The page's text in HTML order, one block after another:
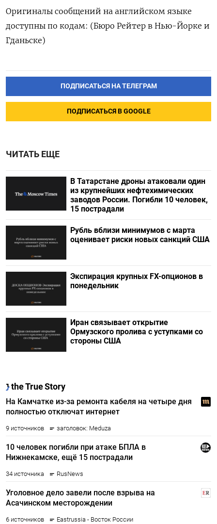
Оригиналы сообщений на английском языке
доступны по кодам: (Бюро Рейтер в Нью-Йорке и
Гданьске)
ПОДПИСАТЬСЯ НА ТЕЛЕГРАМ
ПОДПИСАТЬСЯ В GOOGLE
ЧИТАТЬ ЕЩЕ
В Татарстане дроны атаковали один
из крупнейших нефтехимических
заводов России. Погибли 10 человек,
15 пострадали
Рубль вблизи минимумов с марта
оценивает риски новых санкций США
Экспирация крупных FX-опционов в
понедельник
Иран связывает открытие
Ормузского пролива с уступками со
стороны США